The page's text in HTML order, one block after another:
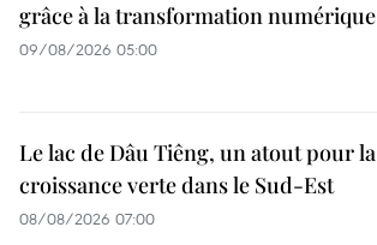
grâce à la transformation numérique
09/08/2026 05:00
Le lac de Dâu Tiêng, un atout pour la
croissance verte dans le Sud-Est
08/08/2026 07:00